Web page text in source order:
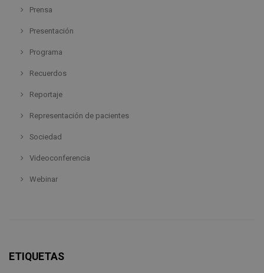
Prensa
Presentación
Programa
Recuerdos
Reportaje
Representación de pacientes
Sociedad
Videoconferencia
Webinar
ETIQUETAS